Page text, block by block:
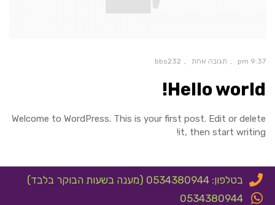
9:37 pm תגובה אחת bbs232
Hello world!
Welcome to WordPress. This is your first post. Edit or delete
it, then start writing!
בטלפון: 0534380944 (מענה בשעות הבוקר בלבד)
0534380944